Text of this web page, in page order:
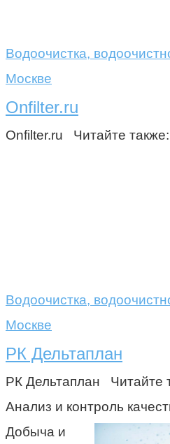
Водоочистка,
Москве
Onfilter.ru
Onfilter.ru Читайте
Водоочистка,
Москве
РК Дельтаплан
РК Дельтаплан Читайте
Анализ и контроль
Добыча и